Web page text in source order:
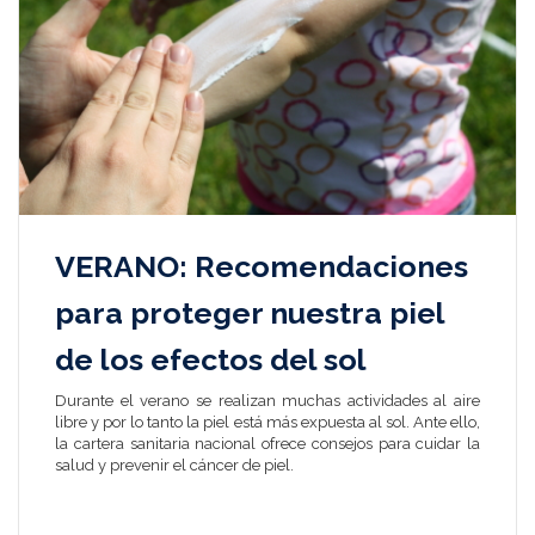
VERANO: Recomendaciones
para proteger nuestra piel
de los efectos del sol
Durante el verano se realizan muchas actividades al aire
libre y por lo tanto la piel está más expuesta al sol. Ante ello,
la cartera sanitaria nacional ofrece consejos para cuidar la
salud y prevenir el cáncer de piel.